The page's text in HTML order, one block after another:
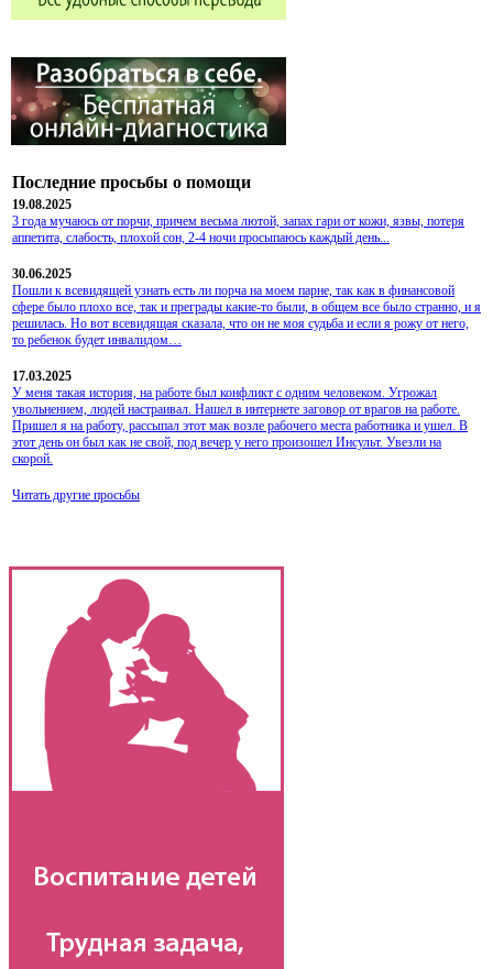
Последние просьбы о помощи
19.08.2025
3 года мучаюсь от порчи, причем весьма лютой, запах гари от кожи, язвы, потеря
аппетита, слабость, плохой сон, 2-4 ночи просыпаюсь каждый день...
30.06.2025
Пошли к всевидящей узнать есть ли порча на моем парне, так как в финансовой
сфере было плохо все, так и преграды какие-то были, в общем все было странно, и я
решилась. Но вот всевидящая сказала, что он не моя судьба и если я рожу от него,
то ребенок будет инвалидом…
17.03.2025
У меня такая история, на работе был конфликт с одним человеком. Угрожал
увольнением, людей настраивал. Нашел в интернете заговор от врагов на работе.
Пришел я на работу, рассыпал этот мак возле рабочего места работника и ушел. В
этот день он был как не свой, под вечер у него произошел Инсульт. Увезли на
скорой.
Читать другие просьбы